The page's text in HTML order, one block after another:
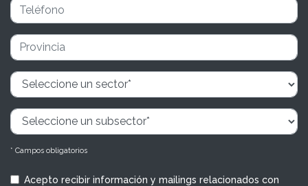
* Campos obligatorios
Acepto recibir información y mailings relacionados con